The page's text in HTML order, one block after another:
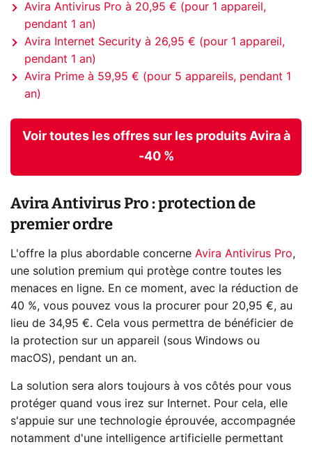
Avira Antivirus Pro à 20,95 € (pour 1 appareil,
pendant 1 an)
Avira Internet Security à 26,95 € (pour 1 appareil,
pendant 1 an)
Avira Prime à 59,95 € (pour 5 appareils, pendant 1
an)
Voir toutes les offres sur les produits Avira à
-40 %
Avira Antivirus Pro : protection de
premier ordre
L'offre la plus abordable concerne Avira Antivirus Pro,
une solution premium qui protège contre toutes les
menaces en ligne. En ce moment, avec la réduction de
40 %, vous pouvez vous la procurer pour 20,95 €, au
lieu de 34,95 €. Cela vous permettra de bénéficier de
la protection sur un appareil (sous Windows ou
macOS), pendant un an.
La solution sera alors toujours à vos côtés pour vous
protéger quand vous irez sur Internet. Pour cela, elle
s'appuie sur une technologie éprouvée, accompagnée
notamment d'une intelligence artificielle permettant